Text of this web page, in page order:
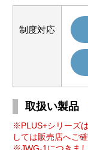
制度対応
取扱い製品
※PLUS+シリーズ
しては販売店へご